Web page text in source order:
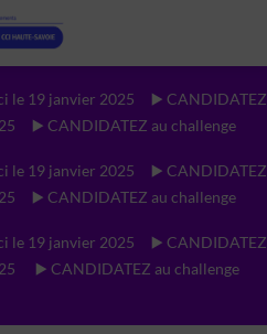
le 19 janvier 2025 ▶️ CANDIDATEZ
▶️ CANDIDATEZ au challenge
le 19 janvier 2025 ▶️ CANDIDATEZ
▶️ CANDIDATEZ au challenge
le 19 janvier 2025 ▶️ CANDIDATEZ
▶️ CANDIDATEZ au challenge